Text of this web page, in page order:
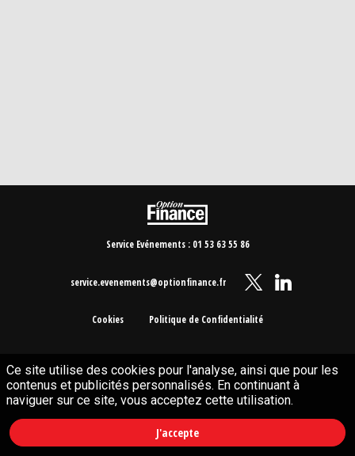
Service Evénements : 01 53 63 55 86
service.evenements@optionfinance.fr
Cookies Politique de Confidentialité
Ce site utilise des cookies pour l'analyse, ainsi que pour les
contenus et publicités personnalisés. En continuant à
naviguer sur ce site, vous acceptez cette utilisation.
J'accepte